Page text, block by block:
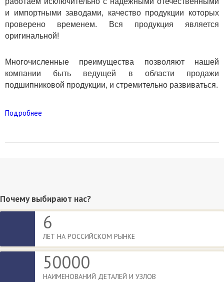
и импортными заводами, качество продукции которых
проверено временем. Вся продукция является
оригинальной!
Многочисленные преимущества позволяют нашей
компании быть ведущей в области продажи
подшипниковой продукции, и стремительно развиваться.
Подробнее
Почему выбирают нас?
6
ЛЕТ НА РОССИЙСКОМ РЫНКЕ
50000
НАИМЕНОВАНИЙ ДЕТАЛЕЙ И УЗЛОВ